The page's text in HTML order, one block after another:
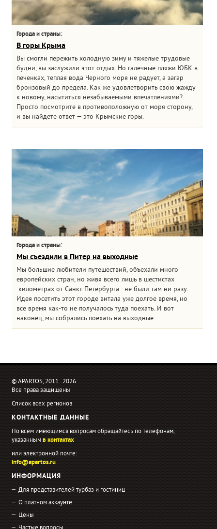
Города и страны:
В горы Крыма
Вы смогли пережить холодную зиму и тяжелые трудовые
будни, вы заслужили этот отдых. Но галечные пляжи ЮБК в
печенках, теплая вода Черного моря не радует, а загар
бронзовый до предела. Как же удовлетворить свою жажду
к новому, насытиться незабываемыми впечатлениями?
Просто посмотрите в противоположную от моря сторону,
и вы найдете ответ — это Крымские горы.
Города и страны:
Мы съездили в Питер на выходные
Мы большие любители путешествий, объехали много
европейских стран, но живя всего лишь в шестистах
километрах от Санкт-Петербурга - не были там ни разу.
Идея посетить этот городе витала уже долгое время, но
все время как-то не получалось туда поехать. И вот
наконец, мы собрались поехать на выходные.
© APARTOS, 2011−2026
Все права защищены
Список всех регионов
КОНТАКТНЫЕ ДАННЫЕ
По всем имеющимся вопросам обращайтесь по телефонам,
указаннымв контактах
или электронной почте:
info@apartos.ru
ИНФОРМАЦИЯ
Для представителей турбаз и гостиниц
О платном аккаунте
Цены